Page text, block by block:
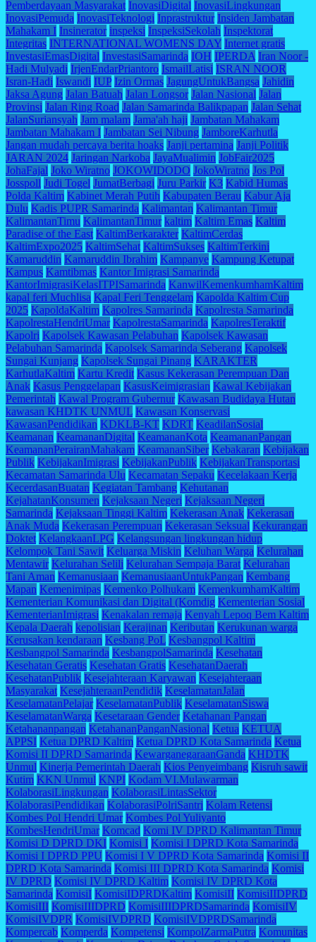
Pemberdayaan Masyarakat InovasiDigital InovasiLingkungan
InovasiPemuda InovasiTeknologi Inprastruktur Insiden Jambatan
Mahakam I Insinerator inspeksi InspeksiSekolah Inspektorat
Integritas INTERNATIONAL WOMENS DAY Internet gratis
InvestasiEmasDigital InvestasiSamarinda IOH IPERDA Iran Noor -
Hadi Mulyadi IrjenEndarPriantoro IsmailLatisi ISRAN NOOR
Isran-Hadi Iswandi IUP Izin Ormas JagungUntukBangsa Jahidin
Jaksa Agung Jalan Batuah Jalan Longsor Jalan Nasional Jalan
Provinsi Jalan Ring Road Jalan Samarinda Balikpapan Jalan Sehat
JalanSuriansyah Jam malam Jama'ah haji Jambatan Mahakam
Jambatan Mahakam I Jambatan Sei Nibung JamboreKarhutla
Jangan mudah percaya berita hoaks Janji pertamina Janji Politik
JARAN 2024 Jaringan Narkoba JayaMualimin JobFair2025
JohaFajal Joko Wiratno JOKOWIDODO JokoWiratno Jos Pol
Josspoll Judi Togel JumatBerbagi Juru Parkir K3 Kabid Humas
Polda Kaltim Kabinet Merah Putih Kabupaten Berau Kabur Aja
Dulu Kadis PUPR Samarinda Kalimantan Kalimantan Timur
KalimantanTimu KalimantanTimur kaltim Kaltim Emas Kaltim
Paradise of the East KaltimBerkarakter KaltimCerdas
KaltimExpo2025 KaltimSehat KaltimSukses KaltimTerkini
Kamaruddin Kamaruddin Ibrahim Kampanye Kampung Ketupat
Kampus Kamtibmas Kantor Imigrasi Samarinda
KantorImigrasiKelasITPISamarinda KanwilKemenkumhamKaltim
kapal feri Muchlisa Kapal Feri Tenggelam Kapolda Kaltim Cup
2025 KapoldaKaltim Kapolres Samarinda Kapolresta Samarinda
KapolrestaHendriUmar KapolrestaSamarinda KapolresTeraktif
Kapolri Kapolsek Kawasan Pelabuhan Kapolsek Kawasan
Pelabuhan Samarinda Kapolsek Samarinda Seberang Kapolsek
Sungai Kunjang Kapolsek Sungai Pinang KARAKTER
KarhutlaKaltim Kartu Kredit Kasus Kekerasan Perempuan Dan
Anak Kasus Penggelapan KasusKeimigrasian Kawal Kebijakan
Pemerintah Kawal Program Gubernur Kawasan Budidaya Hutan
kawasan KHDTK UNMUL Kawasan Konservasi
KawasanPendidikan KDKLB-KT KDRT KeadilanSosial
Keamanan KeamananDigital KeamananKota KeamananPangan
KeamananPerairanMahakam KeamananSiber Kebakaran Kebijakan
Publik KebijakanImigrasi KebijakanPublik KebijakanTransportasi
Kecamatan Samarinda Ulu Kecamatan Sepaku Kecelakaan Kerja
KecerdasanBuatan Kegiatan Tambang Kehutanan
KejahatanKonsumen Kejaksaan Negeri Kejaksaan Negeri
Samarinda Kejaksaan Tinggi Kaltim Kekerasan Anak Kekerasan
Anak Muda Kekerasan Perempuan Kekerasan Seksual Kekurangan
Doktet KelangkaanLPG Kelangsungan lingkungan hidup
Kelompok Tani Sawit Keluarga Miskin Keluhan Warga Kelurahan
Mentawir Kelurahan Selili Kelurahan Sempaja Barat Kelurahan
Tani Aman Kemanusiaan KemanusiaanUntukPangan Kembang
Mapan Kemenimipas Kemenko Polhukam KemenkumhamKaltim
Kementerian Komunikasi dan Digital (Komdig Kementerian Sosial
KementerianImigrasi Kenakalan remaja Kenyah Lepoq Bem Kaltim
Kepala Daerah kepolisian Kerajinan Keributan Kerukunan warga
Kerusakan kendaraan Kesbang PoL Kesbangpol Kaltim
Kesbangpol Samarinda KesbangpolSamarinda Kesehatan
Kesehatan Geratis Kesehatan Gratis KesehatanDaerah
KesehatanPublik Kesejahteraan Karyawan Kesejahteraan
Masyarakat KesejahteraanPendidik KeselamatanJalan
KeselamatanPelajar KeselamatanPublik KeselamatanSiswa
KeselamatanWarga Kesetaraan Gender Ketahanan Pangan
Ketahananpangan KetahananPanganNasional Ketua KETUA
APPSI Ketua DPRD Kaltim Ketua DPRD Kota Samarinda Ketua
Komisi II DPRD Samarinda KewarganegaraanGanda KHDTK
Unmul Kinerja Pemerintah Daerah Kios Penyeimbang Kisruh sawit
Kutim KKN Unmul KNPI Kodam VI.Mulawarman
KolaborasiLingkungan KolaborasiLintasSektor
KolaborasiPendidikan KolaborasiPolriSantri Kolam Retensi
Kombes Pol Hendri Umar Kombes Pol Yuliyanto
KombesHendriUmar Komcad Komi IV DPRD Kalimantan Timur
Komisi D DPRD DKI Komisi I Komisi I DPRD Kota Samarinda
Komisi I DPRD PPU Komisi I V DPRD Kota Samarinda Komisi II
DPRD Kota Samarinda Komisi III DPRD Kota Samarinda Komisi
IV DPRD Komisi IV DPRD Kaltim Komisi IV DPRD Kota
Samarinda KomisiI KomisiIDPRDKaltim KomisiII KomisiIIDPRD
KomisiIII KomisiIIIDPRD KomisiIIIDPRDSamarinda KomisiIV
KomisiIVDPR KomisiIVDPRD KomisiIVDPRDSamarinda
Kompercab Komperda Kompetensi KompolZarmaPutra Komunitas